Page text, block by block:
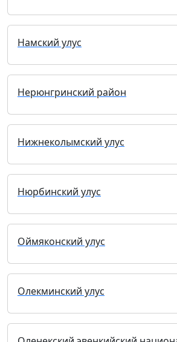
Намский улус
Нерюнгринский район
Нижнеколымский улус
Нюрбинский улус
Оймяконский улус
Олекминский улус